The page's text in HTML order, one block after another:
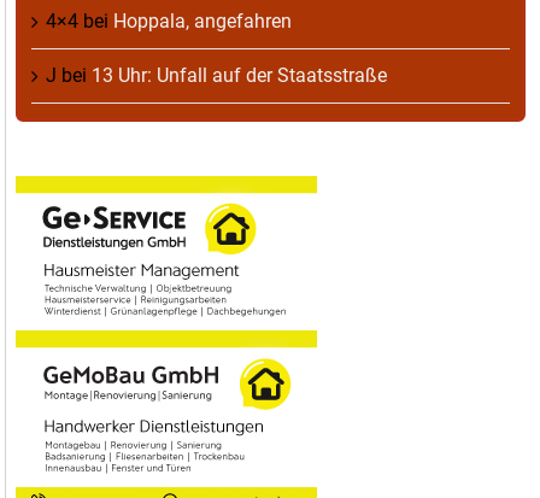
4×4 bei Hoppala, angefahren
J bei 13 Uhr: Unfall auf der Staatsstraße